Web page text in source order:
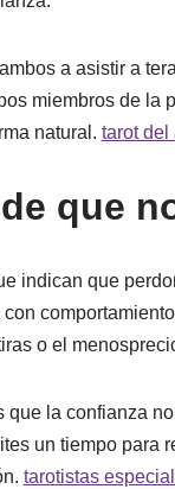
a asistir a
miembros de la
natural. tarot del
que
indican que
o el
que la confianza
un tiempo para
tarotistas